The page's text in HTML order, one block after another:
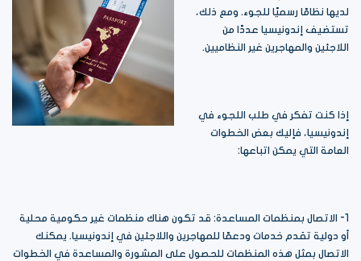
لديها نظامًا رسميًا للجوء. ومع ذلك،
تستضيف إندونيسيا عددًا من
اللاجئين والمهاجرين غير النظاميين.
إذا كنت تفكر في طلب اللجوء في
إندونيسيا، فإليك بعض الخطوات
العامة التي يمكن اتباعها:
1- الاتصال بمنظمات المساعدة: قد تكون هناك منظمات غير حكومية محلية
أو دولية تقدم خدمات ودعمًا للمهاجرين واللاجئين في إندونيسيا. يمكنك
الاتصال بمثل هذه المنظمات للحصول على المشورة والمساعدة في الخطوات